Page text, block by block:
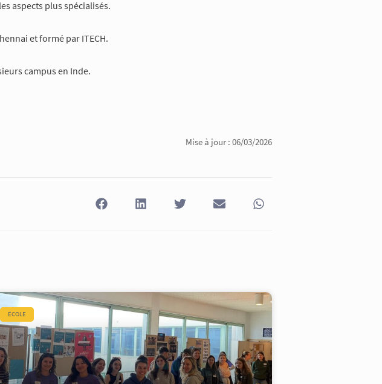
aspects plus spécialisés.
et formé par ITECH.
campus en Inde.
Mise à jour : 06/03/2026
ÉCOLE